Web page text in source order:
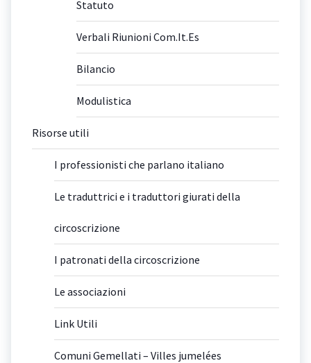
Statuto
Verbali Riunioni Com.It.Es
Bilancio
Modulistica
Risorse utili
I professionisti che parlano italiano
Le traduttrici e i traduttori giurati della
circoscrizione
I patronati della circoscrizione
Le associazioni
Link Utili
Comuni Gemellati – Villes jumelées